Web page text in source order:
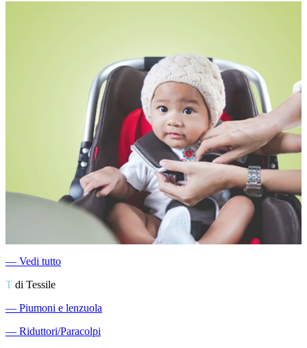
― Vedi tutto
T di Tessile
― Piumoni e lenzuola
― Riduttori/Paracolpi